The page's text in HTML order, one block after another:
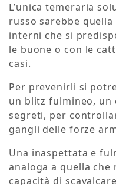
L’unica temeraria
russo sarebbe
interni che si
le buone o con le
casi.
Per prevenirli si
un blitz fulmineo, un
segreti, per
gangli delle forze
Una inaspettata e
analoga a quella che
capacità di